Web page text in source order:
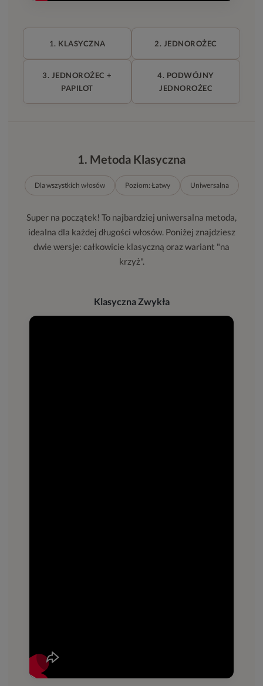
1. KLASYCZNA 2. JEDNOROŻEC
3. JEDNOROŻEC +
PAPILOT
4. PODWÓJNY
JEDNOROŻEC
1. Metoda Klasyczna
Dla wszystkich włosów Poziom: Łatwy Uniwersalna
Super na początek! To najbardziej uniwersalna metoda,
idealna dla każdej długości włosów. Poniżej znajdziesz
dwie wersje: całkowicie klasyczną oraz wariant "na
krzyż".
Klasyczna Zwykła